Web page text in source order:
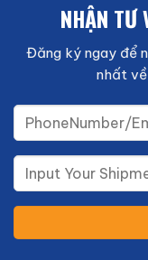
NHẬN TƯ
Đăng ký ngay để
nhất